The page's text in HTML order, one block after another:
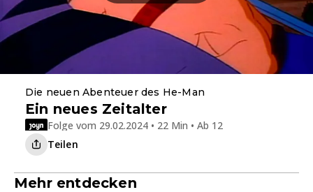
Die neuen Abenteuer des He-Man
Ein neues Zeitalter
Folge vom 29.02.2024 • 22 Min • Ab 12
Teilen
Mehr entdecken